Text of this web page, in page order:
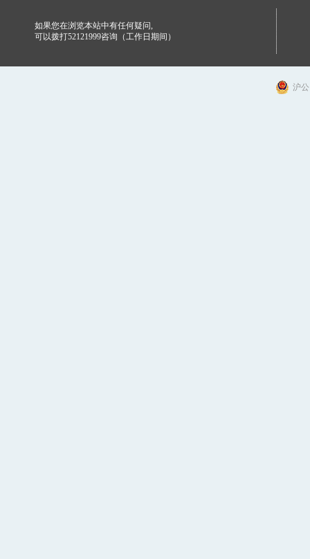
如果您在浏览本站中有任何疑问,
可以拨打52121999咨询（工作日期间）
沪公